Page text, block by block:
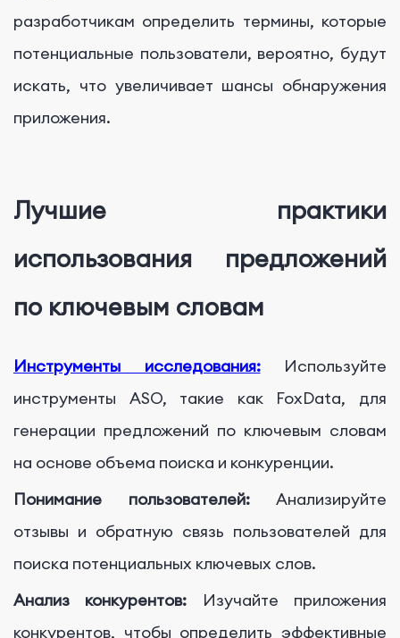
разработчикам определить термины, которые
потенциальные пользователи, вероятно, будут
искать, что увеличивает шансы обнаружения
приложения.
Лучшие практики
использования предложений
по ключевым словам
Инструменты исследования:
Используйте
инструменты ASO, такие как FoxData, для
генерации предложений по ключевым словам
на основе объема поиска и конкуренции.
Понимание пользователей: Анализируйте
отзывы и обратную связь пользователей для
поиска потенциальных ключевых слов.
Анализ конкурентов: Изучайте приложения
конкурентов, чтобы определить эффективные